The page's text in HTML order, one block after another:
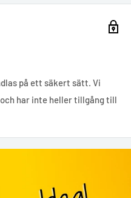
på ett säkert sätt. Vi
har inte heller tillgång till